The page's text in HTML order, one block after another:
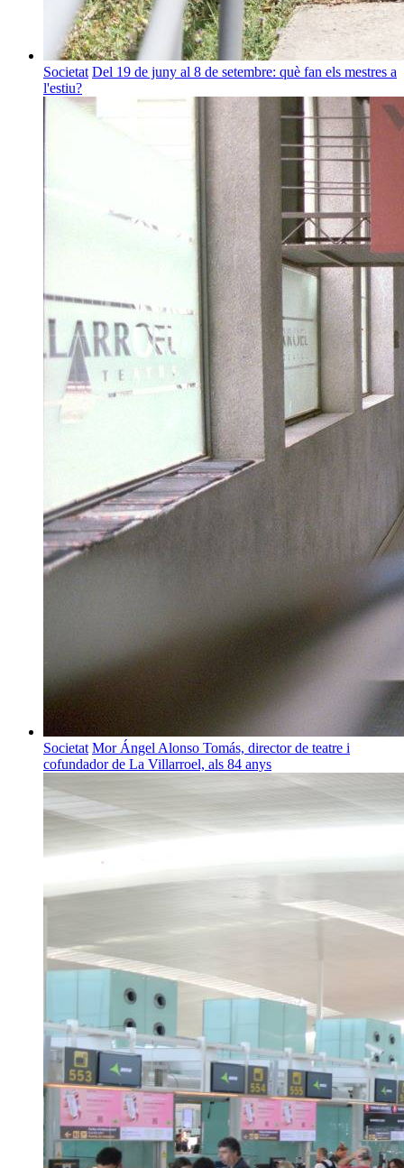
Societat Del 19 de juny al 8 de setembre: què fan els mestres a
l'estiu?
Societat Mor Ángel Alonso Tomás, director de teatre i
cofundador de La Villarroel, als 84 anys